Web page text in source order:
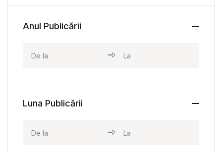
Anul Publicării
Luna Publicării